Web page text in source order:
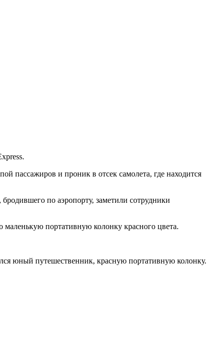
пассажиров и проник в отсек самолета, где находится
по аэропорту, заметили сотрудники
маленькую портативную колонку красного цвета.
юный путешественник, красную портативную колонку.